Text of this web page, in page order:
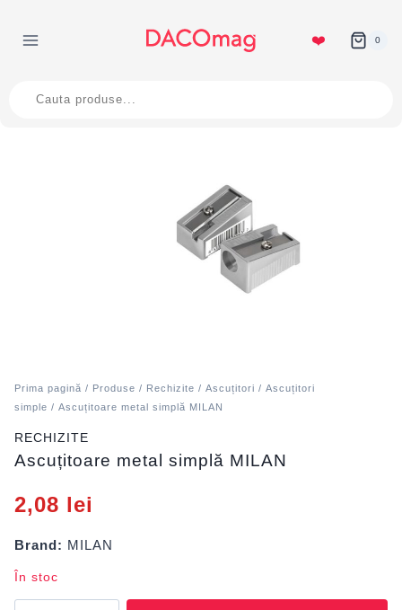
content
❤️ 0
search
Prima pagină / Produse / Rechizite / Ascuțitori / Ascuțitori
simple / Ascuțitoare metal simplă MILAN
RECHIZITE
Ascuțitoare metal simplă MILAN
2,08 lei
Brand: MILAN
În stoc